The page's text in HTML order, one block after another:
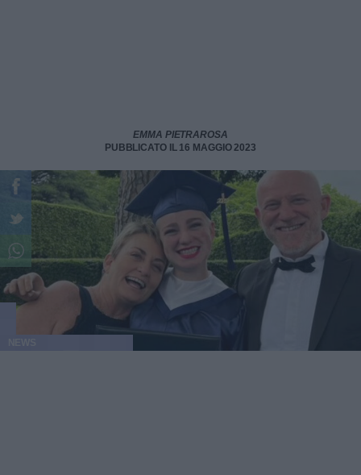
EMMA PIETRAROSA
PUBBLICATO IL 16 MAGGIO 2023